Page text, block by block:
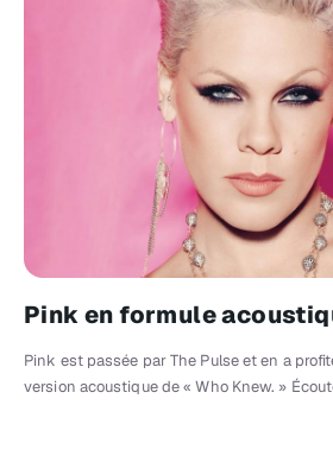
Pink en formule
Pink est passée par The Pulse et en a
version acoustique de « Who Knew. »